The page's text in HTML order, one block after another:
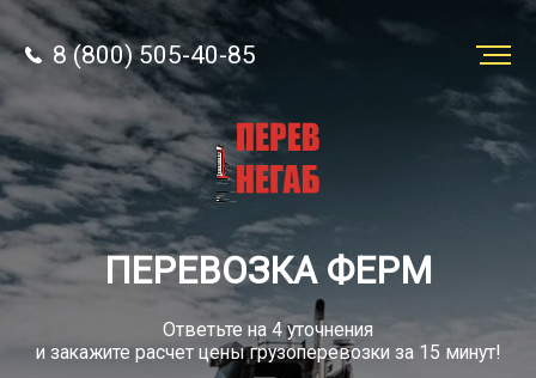
Заказать
перевозку
8 (800) 505-40-85
ПЕРЕВОЗКА ФЕРМ
Ответьте на 4 уточнения
и закажите расчет цены грузоперевозки за 15 минут!